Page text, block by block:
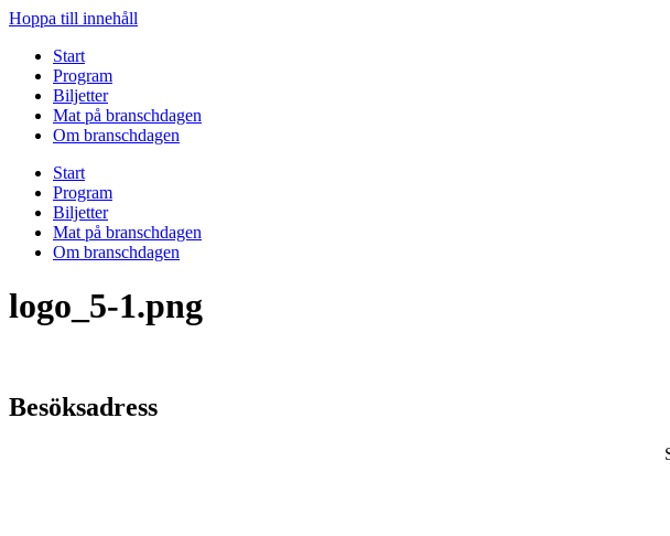
Hoppa till innehåll
Start
Program
Biljetter
Mat på branschdagen
Om branschdagen
Start
Program
Biljetter
Mat på branschdagen
Om branschdagen
logo_5-1.png
Besöksadress